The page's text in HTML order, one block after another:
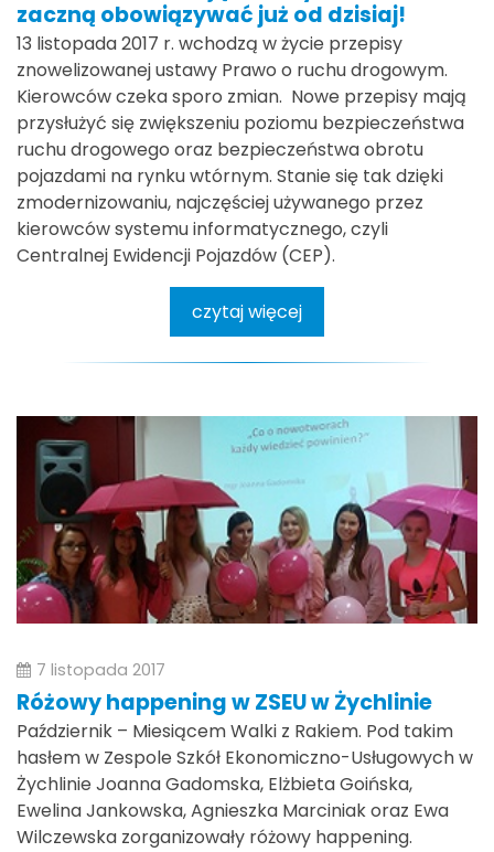
zaczną obowiązywać już od dzisiaj!
13 listopada 2017 r. wchodzą w życie przepisy
znowelizowanej ustawy Prawo o ruchu drogowym.
Kierowców czeka sporo zmian. Nowe przepisy mają
przysłużyć się zwiększeniu poziomu bezpieczeństwa
ruchu drogowego oraz bezpieczeństwa obrotu
pojazdami na rynku wtórnym. Stanie się tak dzięki
zmodernizowaniu, najczęściej używanego przez
kierowców systemu informatycznego, czyli
Centralnej Ewidencji Pojazdów (CEP).
czytaj więcej
7 listopada 2017
Różowy happening w ZSEU w Żychlinie
Październik – Miesiącem Walki z Rakiem. Pod takim
hasłem w Zespole Szkół Ekonomiczno-Usługowych w
Żychlinie Joanna Gadomska, Elżbieta Goińska,
Ewelina Jankowska, Agnieszka Marciniak oraz Ewa
Wilczewska zorganizowały różowy happening.